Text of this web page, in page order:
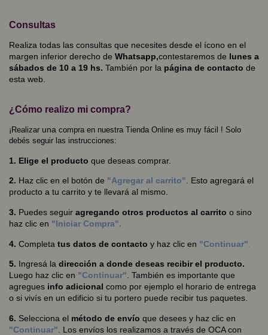
Consultas
Realiza todas las consultas que necesites desde el ícono en el
margen inferior derecho de Whatsapp,contestaremos de lunes a
sábados de 10 a 19 hs. También por la página de contacto de
esta web.
¿Cómo realizo mi compra?
¡Realizar una compra en nuestra Tienda Online es muy fácil ! Solo
debés seguir las instrucciones:
1. Elige el producto que deseas comprar.
2. Haz clic en el botón de "Agregar al carrito". Esto agregará el
producto a tu carrito y te llevará al mismo.
3. Puedes seguir agregando otros productos al carrito o sino
haz clic en "Iniciar Compra".
4. Completa tus datos de contacto y haz clic en "Continuar"
5. Ingresá la dirección a donde deseas recibir el producto.
Luego haz clic en "Continuar" . También es importante que
agregues info adicional como por ejemplo el horario de entrega
o si vivís en un edificio si tu portero puede recibir tus paquetes.
6. Selecciona el método de envío que desees y haz clic en
"Continuar" . Los envíos los realizamos a través de OCA con